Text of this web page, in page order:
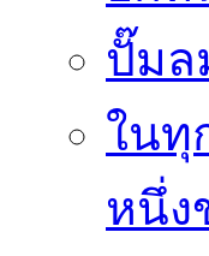
ปั๊มล
ในทุ
หนึ่ง